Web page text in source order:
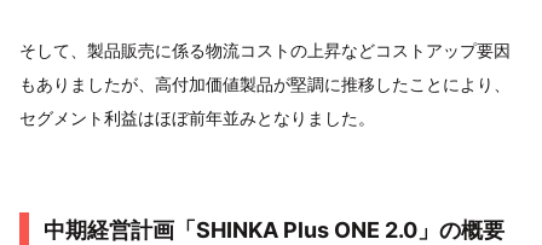
そして、製品販売に係る物流コストの上昇などコストアップ要因
もありましたが、高付加価値製品が堅調に推移したことにより、
セグメント利益はほぼ前年並みとなりました。
中期経営計画「SHINKA Plus ONE 2.0」の概要